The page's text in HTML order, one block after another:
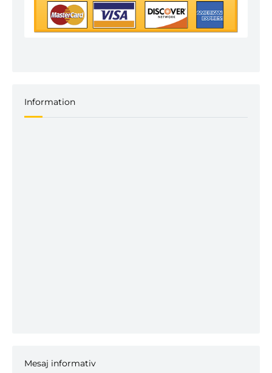
Information
Mesaj informativ